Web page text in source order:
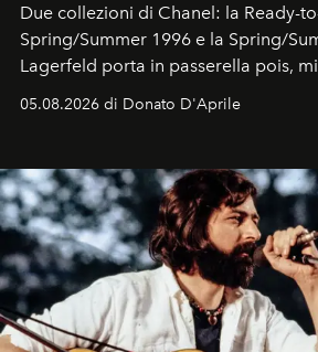
Due collezioni di Chanel: la Ready-
Spring/Summer 1996 e la Spring/
Lagerfeld porta in passerella pois,
Kate, Claudia e Carla una dietro
uno dei documenti più
05.08.2026 di Donato D'Aprile